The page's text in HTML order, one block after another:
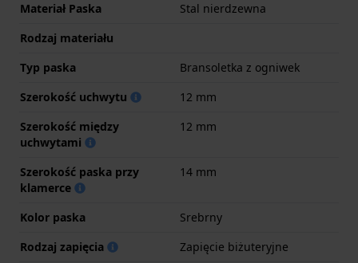
Materiał Paska
Stal nierdzewna
Rodzaj materiału
Typ paska
Bransoletka z ogniwek
Szerokość uchwytu
12 mm
Szerokość między
uchwytami
12 mm
Szerokość paska przy
klamerce
14 mm
Kolor paska
Srebrny
Rodzaj zapięcia
Zapięcie biżuteryjne